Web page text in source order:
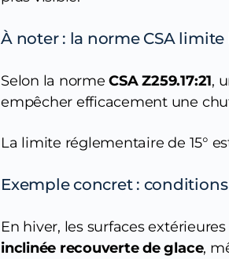
À noter : la norme CSA limite
Selon la normeCSA Z259.17:21,
empêcher efficacement une
La limite réglementaire de 15°
Exemple concret :
En hiver, les surfaces
inclinée recouverte de glace,